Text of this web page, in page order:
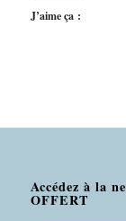
J’aime ça :
Accédez à la
OFFERT